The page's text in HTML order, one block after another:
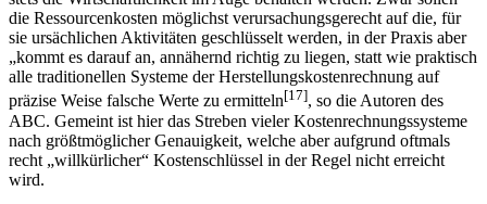
die Ressourcenkosten möglichst verursachungs­gerecht auf die, für
sie ursächlichen Aktivitäten geschlüsselt werden, in der Praxis aber
„kommt es darauf an, annähernd richtig zu liegen, statt wie praktisch
alle traditionellen Systeme der Herstellungskostenrechnung auf
präzise Weise falsche Werte zu ermitteln[17], so die Autoren des
ABC. Gemeint ist hier das Streben vieler Kostenrechnungssysteme
nach größtmöglicher Genauigkeit, welche aber aufgrund oftmals
recht „willkürlicher“ Kostenschlüssel in der Regel nicht erreicht
wird.